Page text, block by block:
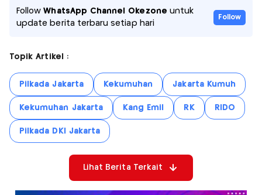
FollowWhatsApp Channel Okezone untuk
update berita terbaru setiap hari
Follow
Topik Artikel :
Pilkada Jakarta Kekumuhan Jakarta Kumuh
Kekumuhan Jakarta Kang Emil RK RIDO
Pilkada DKI Jakarta
Lihat Berita Terkait